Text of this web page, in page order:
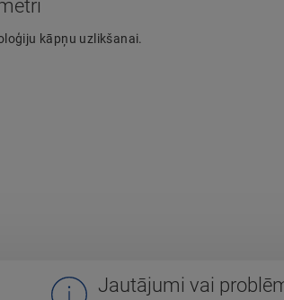
kāpņu uzlikšanai.
Jautājumi vai